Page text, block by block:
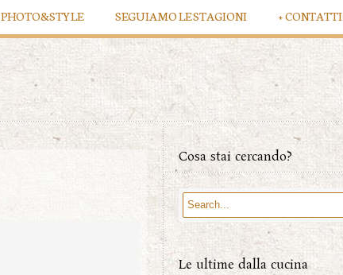
PHOTO&STYLE SEGUIAMO LE STAGIONI CONTATTI
+
Cosa stai cercando?
Le ultime dalla cucina